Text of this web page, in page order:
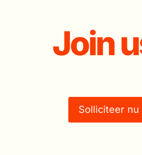
Join
Solliciteer nu